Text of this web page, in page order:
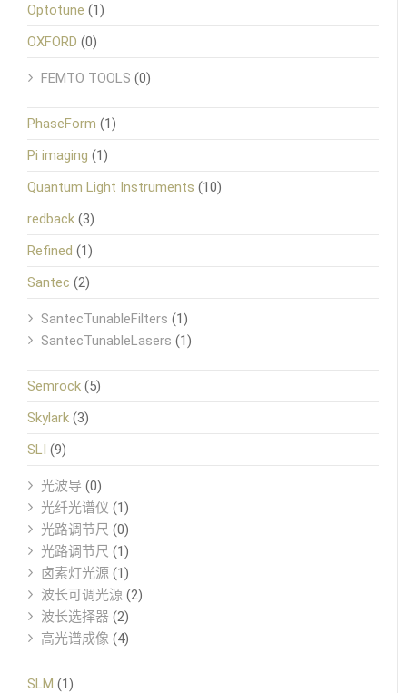
Optotune (1)
OXFORD (0)
FEMTO TOOLS (0)
PhaseForm (1)
Pi imaging (1)
Quantum Light Instruments (10)
redback (3)
Refined (1)
Santec (2)
SantecTunableFilters (1)
SantecTunableLasers (1)
Semrock (5)
Skylark (3)
SLI (9)
光波导 (0)
光纤光谱仪 (1)
光路调节尺 (0)
光路调节尺 (1)
卤素灯光源 (1)
波长可调光源 (2)
波长选择器 (2)
高光谱成像 (4)
SLM (1)